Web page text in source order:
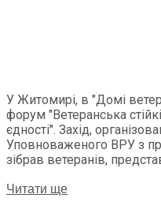
У Житомирі, в "Домі
форум "Ветеранська
єдності". Захід,
Уповноваженого ВРУ з
зібрав ветеранів,
Читати ще